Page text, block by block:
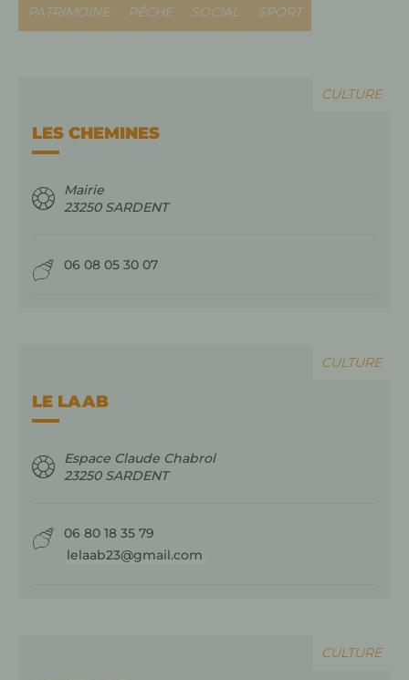
PATRIMOINE PÊCHE SOCIAL SPORT
LES CHEMINES
Mairie
23250 SARDENT
06 08 05 30 07
CULTURE
LE LAAB
Espace Claude Chabrol
23250 SARDENT
06 80 18 35 79
lelaab23@gmail.com
CULTURE
CULTURE